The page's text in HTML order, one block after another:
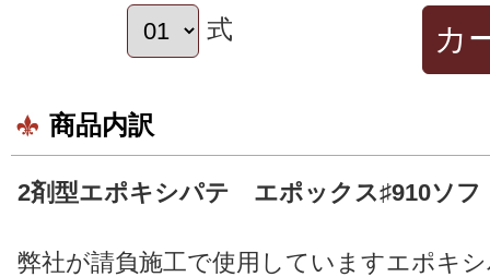
式
商品内訳
2剤型エポキシパテ エポックス♯910ソフ
弊社が請負施工で使用していますエポキ